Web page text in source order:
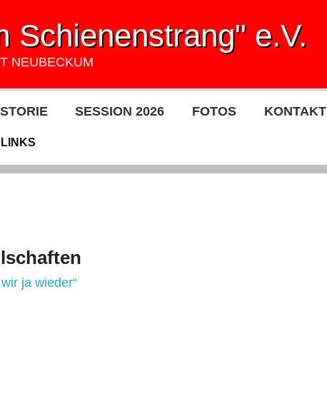
Schienenstrang" e.V.
NEUBECKUM
SESSION 2026 FOTOS KONTAKT
LINKS
ja wieder“